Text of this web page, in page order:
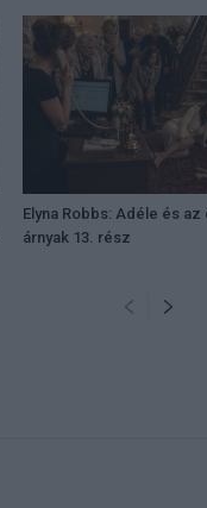
Elyna Robbs: Adéle és
árnyak 13. rész